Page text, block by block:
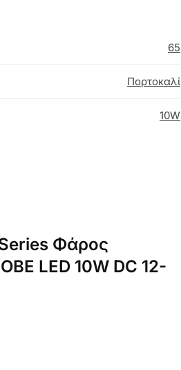
65
Πορτοκαλί
10W
Φάρος
LED 10W DC 12-